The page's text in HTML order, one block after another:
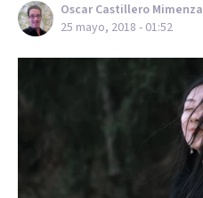
Oscar Castillero Mimenza
25 mayo, 2018 - 01:52